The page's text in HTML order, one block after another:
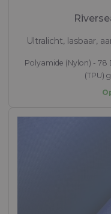
Ultralicht, lasbaar,
Polyamide (Nylon) -
(TPU)